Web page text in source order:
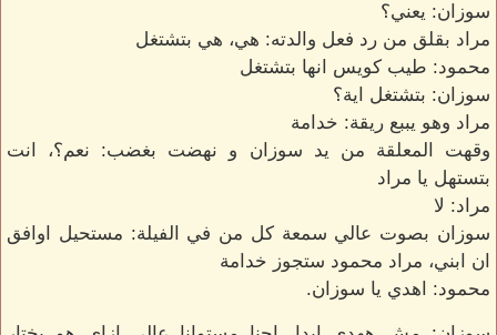
سوزان: يعني؟
مراد بقلق من رد فعل والدته: هي، هي بتشتغل
محمود: طيب كويس انها بتشتغل
سوزان: بتشتغل اية؟
مراد وهو يببع ريقة: خدامة
وقهت المعلقة من يد سوزان و نهضت بغضب: نعم؟، انت
بتستهل يا مراد
مراد: لا
سوزان بصوت عالي سمعة كل من في الفيلة: مستحيل اوافق
ان ابني، مراد محمود ستجوز خدامة
محمود: اهدي يا سوزان.